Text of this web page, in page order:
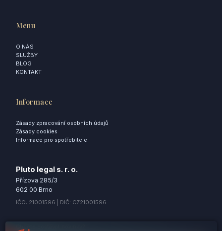
Menu
O NÁS
SLUŽBY
BLOG
KONTAKT
Informace
Zásady zpracování osobních údajů
Zásady cookies
Informace pro spotřebitele
Pluto legal s. r. o.
Přízova 285/3
602 00 Brno
IČO: 21001596 | DIČ: CZ21001596